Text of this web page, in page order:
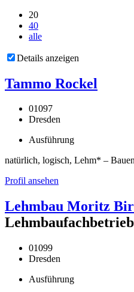
20
40
alle
Details anzeigen
Tammo Rockel
01097
Dresden
Ausführung
natürlich, logisch, Lehm* –
Profil ansehen
Lehmbau Moritz
Lehmbaufachbetrieb
01099
Dresden
Ausführung